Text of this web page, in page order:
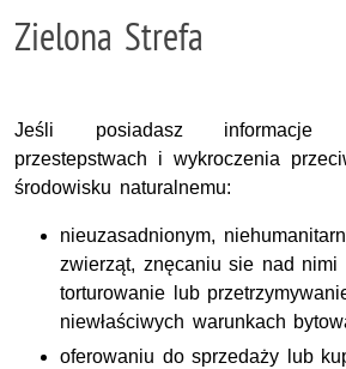
Zielona Strefa
Jeśli posiadasz informacje
przestepstwach i wykroczenia
środowisku naturalnemu:
nieuzasadnionym,
zwierząt, znęcaniu sie nad nimi
torturowanie lub
niewłaściwych warunkach
oferowaniu do sprzedaży lub